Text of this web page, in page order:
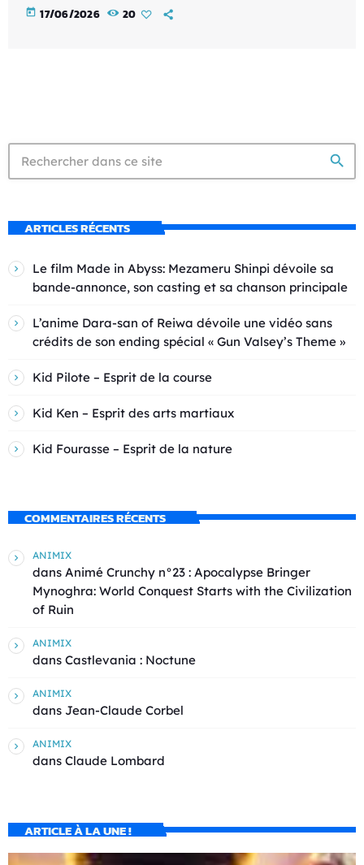
today 17/06/2026 20
search
ARTICLES RÉCENTS
Le film Made in Abyss: Mezameru Shinpi dévoile sa
bande-annonce, son casting et sa chanson principale
L’anime Dara-san of Reiwa dévoile une vidéo sans
crédits de son ending spécial « Gun Valsey’s Theme »
Kid Pilote – Esprit de la course
Kid Ken – Esprit des arts martiaux
Kid Fourasse – Esprit de la nature
COMMENTAIRES RÉCENTS
ANIMIX
dans Animé Crunchy n°23 : Apocalypse Bringer
Mynoghra: World Conquest Starts with the Civilization
of Ruin
ANIMIX
dans Castlevania : Noctune
ANIMIX
dans Jean-Claude Corbel
ANIMIX
dans Claude Lombard
ARTICLE À LA UNE !